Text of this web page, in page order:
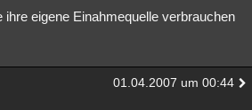
Technologie Ufologie
eigene Einahmequelle verbrauchen
01.04.2007 um 00:44